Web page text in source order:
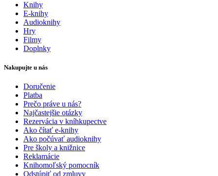
Knihy
E-knihy
Audioknihy
Hry
Filmy
Doplnky
Nakupujte u nás
Doručenie
Platba
Prečo práve u nás?
Najčastejšie otázky
Rezervácia v kníhkupectve
Ako čítať e-knihy
Ako počúvať audioknihy
Pre školy a knižnice
Reklamácie
Knihomoľský pomocník
Odstúpiť od zmluvy